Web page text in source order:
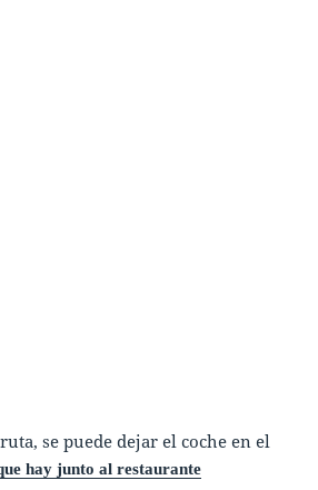
se puede dejar el coche en el
hay junto al restaurante